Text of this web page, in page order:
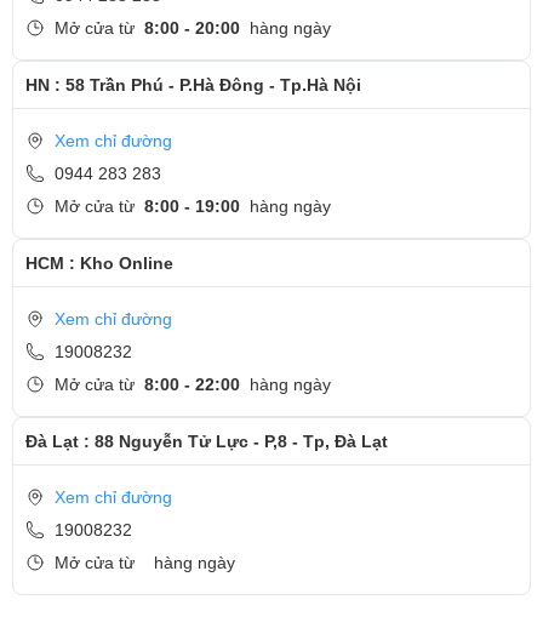
Nguyễn Care
Mở cửa từ 8:00 - 20:00 hàng ngày
HN : 58 Trần Phú - P.Hà Đông - Tp.Hà Nội
Xem chỉ đường
0944 283 283
Mở cửa từ 8:00 - 19:00 hàng ngày
HCM : Kho Online
Xem chỉ đường
19008232
Mở cửa từ 8:00 - 22:00 hàng ngày
Đà Lạt : 88 Nguyễn Tử Lực - P,8 - Tp, Đà Lạt
Xem chỉ đường
19008232
Mở cửa từ
hàng ngày